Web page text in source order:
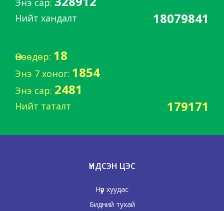
Энэ сар:
Нийт хандалт 18079841
Өнөөдөр: 18
Энэ 7 хоног: 1854
Энэ сар: 2481
Нийт таталт 179171
ҮНДСЭН ЦЭС
Нүүр хуудас
Бидний тухай